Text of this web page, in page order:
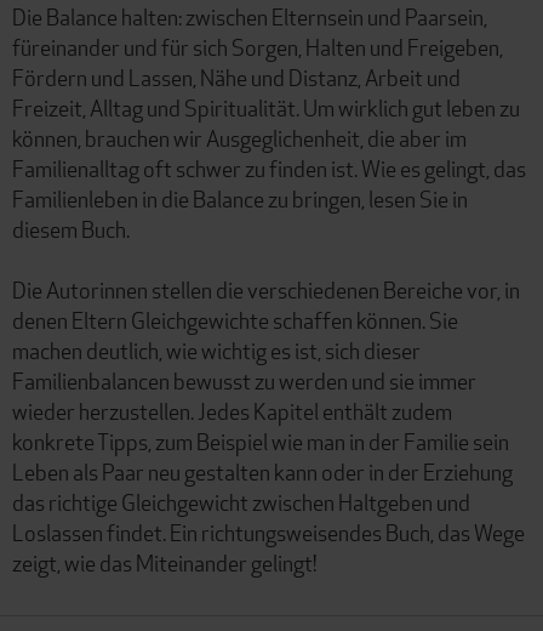
Die Balance halten: zwischen Elternsein und Paarsein,
füreinander und für sich Sorgen, Halten und Freigeben,
Fördern und Lassen, Nähe und Distanz, Arbeit und
Freizeit, Alltag und Spiritualität. Um wirklich gut leben zu
können, brauchen wir Ausgeglichenheit, die aber im
Familienalltag oft schwer zu finden ist. Wie es gelingt, das
Familienleben in die Balance zu bringen, lesen Sie in
diesem Buch.
Die Autorinnen stellen die verschiedenen Bereiche vor, in
denen Eltern Gleichgewichte schaffen können. Sie
machen deutlich, wie wichtig es ist, sich dieser
Familienbalancen bewusst zu werden und sie immer
wieder herzustellen. Jedes Kapitel enthält zudem
konkrete Tipps, zum Beispiel wie man in der Familie sein
Leben als Paar neu gestalten kann oder in der Erziehung
das richtige Gleichgewicht zwischen Haltgeben und
Loslassen findet. Ein richtungsweisendes Buch, das Wege
zeigt, wie das Miteinander gelingt!